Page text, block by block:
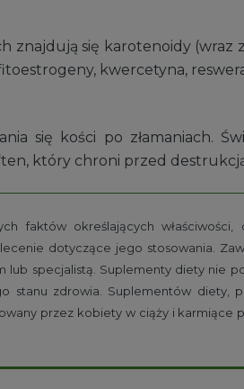
znajdują się karotenoidy (wraz
kwercetyna,
się kości po złamaniach.
który chroni przed
faktów określających właściwości,
dotyczące jego stosowania.
specjalistą. Suplementy diety nie
stanu zdrowia. Suplementów diety,
przez kobiety w ciąży i karmiące